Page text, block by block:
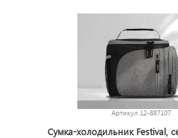
Артикул 12-887107
Сумка-холодильник Festival,